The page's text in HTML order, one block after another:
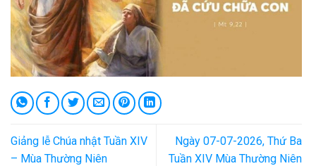
Giảng lễ Chúa nhật Tuần XIV
– Mùa Thường Niên
Ngày 07-07-2026, Thứ Ba
Tuần XIV Mùa Thường Niên